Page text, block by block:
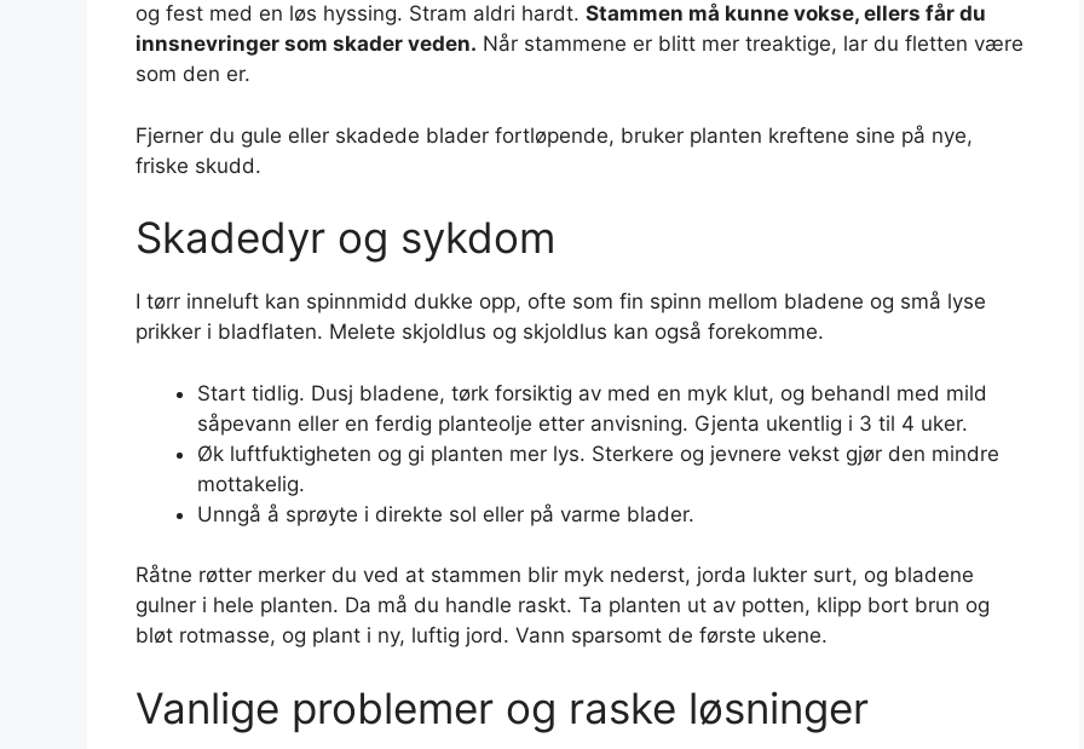
og fest med en løs hyssing. Stram aldri hardt. Stammen må kunne vokse, ellers får du
innsnevringer som skader veden. Når stammene er blitt mer treaktige, lar du fletten være
som den er.
Fjerner du gule eller skadede blader fortløpende, bruker planten kreftene sine på nye,
friske skudd.
Skadedyr og sykdom
I tørr inneluft kan spinnmidd dukke opp, ofte som fin spinn mellom bladene og små lyse
prikker i bladflaten. Melete skjoldlus og skjoldlus kan også forekomme.
Start tidlig. Dusj bladene, tørk forsiktig av med en myk klut, og behandl med mild
såpevann eller en ferdig planteolje etter anvisning. Gjenta ukentlig i 3 til 4 uker.
Øk luftfuktigheten og gi planten mer lys. Sterkere og jevnere vekst gjør den mindre
mottakelig.
Unngå å sprøyte i direkte sol eller på varme blader.
Råtne røtter merker du ved at stammen blir myk nederst, jorda lukter surt, og bladene
gulner i hele planten. Da må du handle raskt. Ta planten ut av potten, klipp bort brun og
bløt rotmasse, og plant i ny, luftig jord. Vann sparsomt de første ukene.
Vanlige problemer og raske løsninger